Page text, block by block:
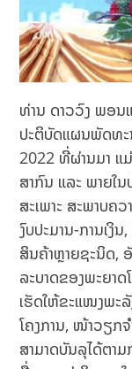
ທ່ານ ດາວວົງ ພອນ
ປະຕິບັດແຜນພັດທະ
2022 ທີ່ຜ່ານມາ ແ
ສາກົນ ແລະ ພາຍໃ
ສະເພາະ ສະພາບຄ
ງົບປະມານ-ການເງິ
ສິນຄ້າຫຼາຍຊະນິດ,
ລະບາດຂອງພະຍາ
ເຮັດໃຫ້ຂະແໜງພະ
ໂຄງການ, ໜ້າວຽກ
ສາມາດບັນລຸໄດ້ຕາ